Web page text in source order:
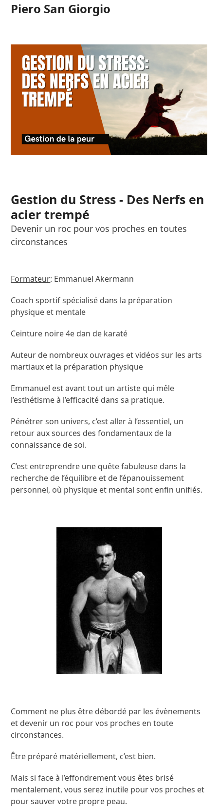
SkipPiero San Giorgio
Open
Close
Gestion du Stress - Des Nerfs en
acier trempé
Devenir un roc pour vos proches en toutes
circonstances
Formateur: Emmanuel Akermann
Coach sportif spécialisé dans la préparation
physique et mentale
Ceinture noire 4e dan de karaté
Auteur de nombreux ouvrages et vidéos sur les arts
martiaux et la préparation physique
Emmanuel est avant tout un artiste qui mêle
l’esthétisme à l’efficacité dans sa pratique.
Pénétrer son univers, c’est aller à l’essentiel, un
retour aux sources des fondamentaux de la
connaissance de soi.
C’est entreprendre une quête fabuleuse dans la
recherche de l’équilibre et de l’épanouissement
personnel, où physique et mental sont enfin unifiés.
Comment ne plus être débordé par les évènements
et devenir un roc pour vos proches en toute
circonstances.
Être préparé matériellement, c’est bien.
Mais si face à l’effondrement vous êtes brisé
mentalement, vous serez inutile pour vos proches et
pour sauver votre propre peau.